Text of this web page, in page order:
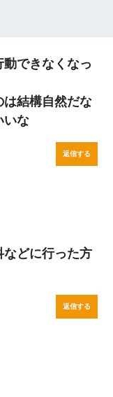
できなくなっ
は結構自然だな
いな
返信する
どに行った方
返信する